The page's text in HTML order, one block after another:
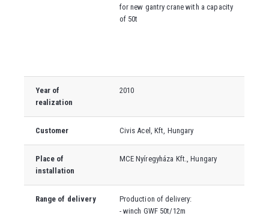
for new gantry crane with a capacity
of 50t
Year of
realization
2010
Customer Civis Acel, Kft, Hungary
Place of
installation
MCE Nyíregyháza Kft., Hungary
Range of delivery
Production of delivery:
- winch GWF 50t/12m